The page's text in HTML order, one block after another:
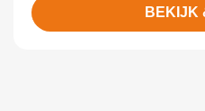
BEKIJK